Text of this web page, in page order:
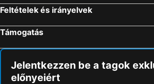
Feltételek és irányelvek
Támogatás
Jelentkezzen be a tagok
előnyeiért